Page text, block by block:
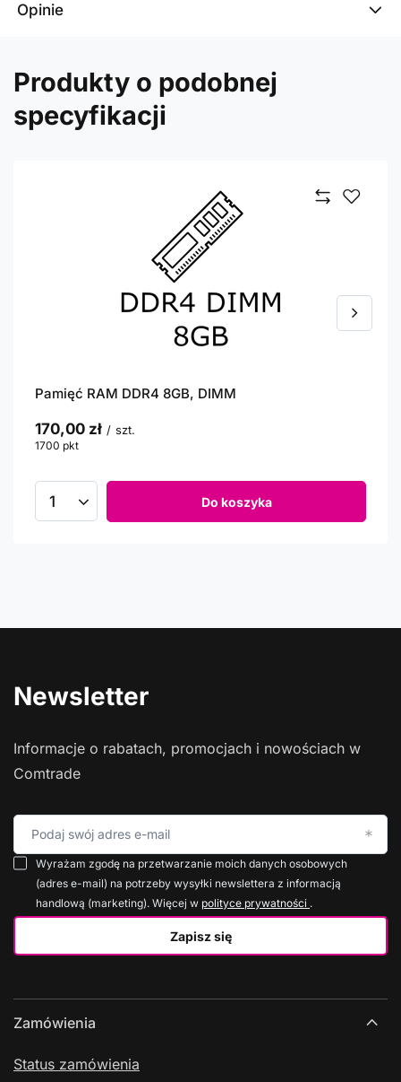
Opinie
Produkty o podobnej
specyfikacji
Pamięć RAM DDR4 8GB, DIMM
170,00 zł / szt.
1700 pkt
Do koszyka
Newsletter
Informacje o rabatach, promocjach i nowościach w
Comtrade
Podaj swój adres e-mail
Zapisz się
Wyrażam zgodę na przetwarzanie moich danych osobowych
(adres e-mail) na potrzeby wysyłki newslettera z informacją
handlową (marketing). Więcej w polityce prywatności .
Zamówienia
Status zamówienia